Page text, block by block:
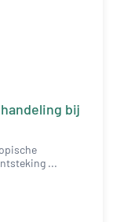
bij
...